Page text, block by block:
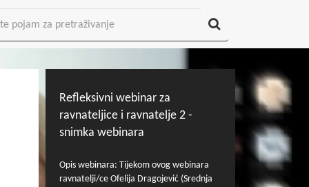
Refleksivni webinar za
ravnateljice i ravnatelje 2 -
snimka webinara
Opis webinara: Tijekom ovog webinara
ravnatelji/ce Ofelija Dragojević (Srednja